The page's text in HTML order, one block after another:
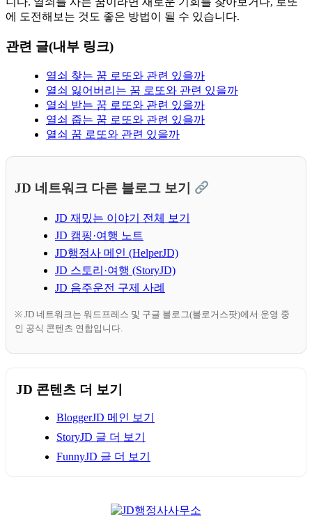
에 도전해보는 것도 좋은 방법이 될 수 있습니다.
관련 글(내부 링크)
열쇠 찾는 꿈 로또와 관련 있을까
열쇠 잃어버리는 꿈 로또와 관련 있을까
열쇠 받는 꿈 로또와 관련 있을까
열쇠 줍는 꿈 로또와 관련 있을까
열쇠 꿈 로또와 관련 있을까
JD 네트워크 다른 블로그 보기
JD 재밌는 이야기 전체 보기
JD 캠핑·여행 노트
JD행정사 메인 (HelperJD)
JD 스토리·여행 (StoryJD)
JD 음주운전 구제 사례
※ JD 네트워크는 워드프레스 및 구글 블로그(블로거스팟)에서 운영 중
인 공식 콘텐츠 연합입니다.
JD 콘텐츠 더 보기
BloggerJD 메인 보기
StoryJD 글 더 보기
FunnyJD 글 더 보기